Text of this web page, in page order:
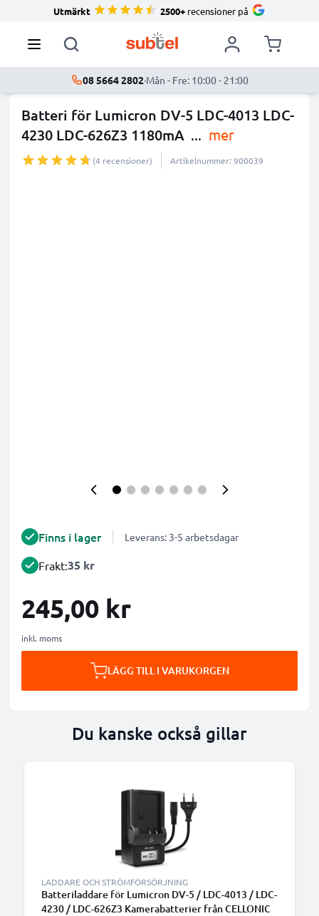
Utmärkt 2500+ recensioner på
08 5664 2802·Mån - Fre: 10:00 - 21:00
Batteri för Lumicron DV-5 LDC-4013 LDC-
4230 LDC-626Z3 1180mA ... mer
(4 recensioner) Artikelnummer: 900039
Finns i lager Leverans: 3-5 arbetsdagar
Frakt:35 kr
245,00 kr
inkl. moms
LÄGG TILL I VARUKORGEN
Du kanske också gillar
LADDARE OCH STRÖMFÖRSÖRJNING
Batteriladdare för Lumicron DV-5 / LDC-4013 / LDC-
4230 / LDC-626Z3 Kamerabatterier från CELLONIC